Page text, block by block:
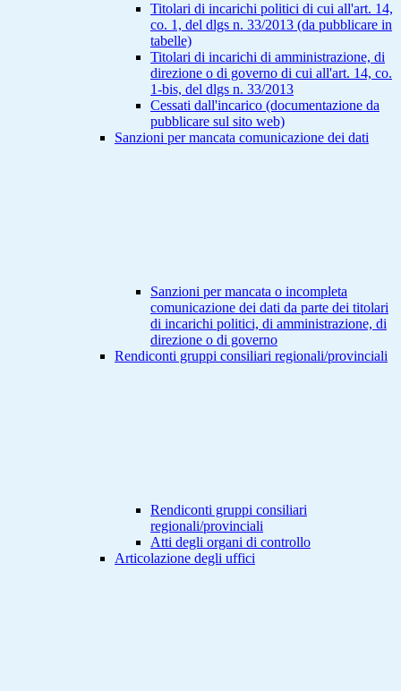
Titolari di incarichi politici di cui all'art. 14,
co. 1, del dlgs n. 33/2013 (da pubblicare in
tabelle)
Titolari di incarichi di amministrazione, di
direzione o di governo di cui all'art. 14, co.
1-bis, del dlgs n. 33/2013
Cessati dall'incarico (documentazione da
pubblicare sul sito web)
Sanzioni per mancata comunicazione dei dati
Sanzioni per mancata o incompleta
comunicazione dei dati da parte dei titolari
di incarichi politici, di amministrazione, di
direzione o di governo
Rendiconti gruppi consiliari regionali/provinciali
Rendiconti gruppi consiliari
regionali/provinciali
Atti degli organi di controllo
Articolazione degli uffici